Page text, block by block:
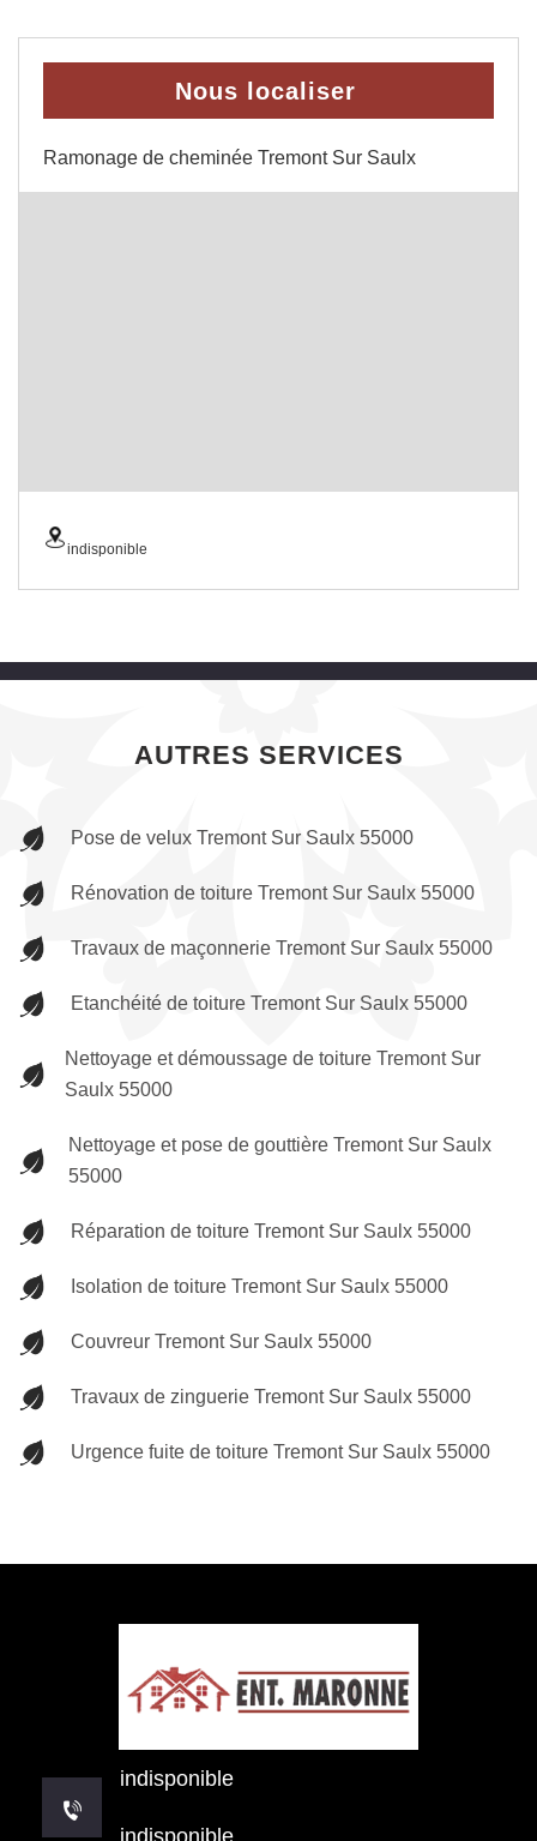
Nous localiser
Ramonage de cheminée Tremont Sur Saulx
indisponible
AUTRES SERVICES
Pose de velux Tremont Sur Saulx 55000
Rénovation de toiture Tremont Sur Saulx 55000
Travaux de maçonnerie Tremont Sur Saulx 55000
Etanchéité de toiture Tremont Sur Saulx 55000
Nettoyage et démoussage de toiture Tremont Sur
Saulx 55000
Nettoyage et pose de gouttière Tremont Sur Saulx
55000
Réparation de toiture Tremont Sur Saulx 55000
Isolation de toiture Tremont Sur Saulx 55000
Couvreur Tremont Sur Saulx 55000
Travaux de zinguerie Tremont Sur Saulx 55000
Urgence fuite de toiture Tremont Sur Saulx 55000
indisponible
indisponible